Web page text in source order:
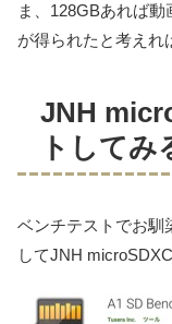
ま、128GBあれば
が得られたと考えれ
JNH
トしてみ
ベンチテストでお馴
してJNH